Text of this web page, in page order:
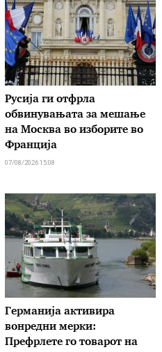
Русија ги отфрла
обвинувањата за мешање
на Москва во изборите во
Франција
07/08/2026 15:08
Германија активира
вонредни мерки:
Префрлете го товарот на